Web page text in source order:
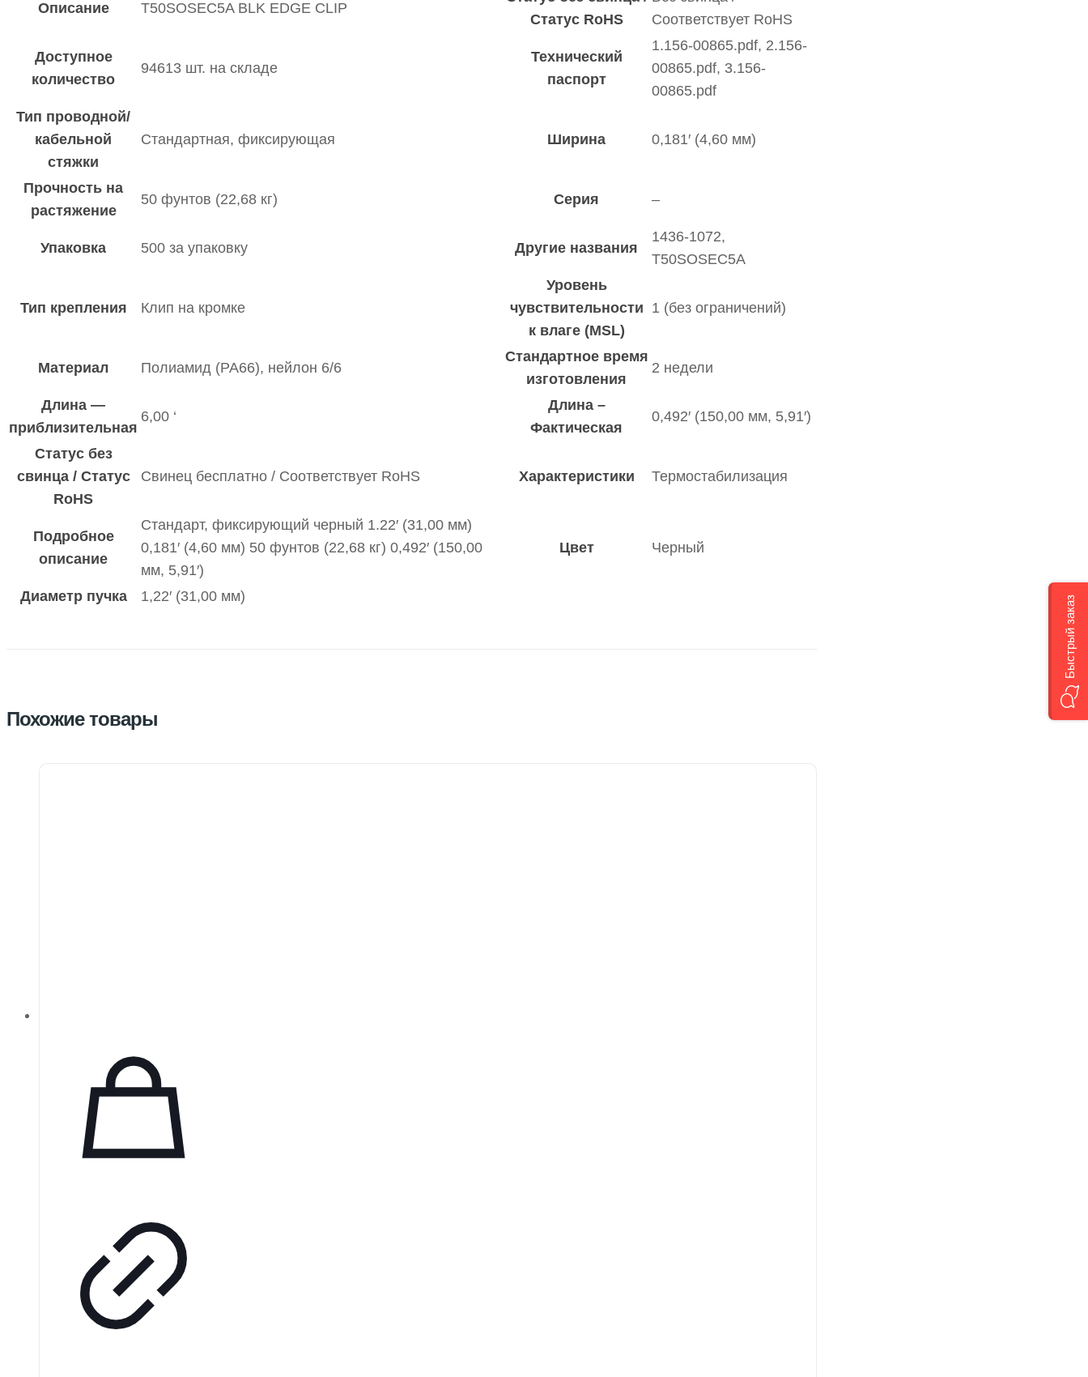
Описание T50SOSEC5A BLK EDGE CLIP
Статус RoHS
Соответствует RoHS
Доступное
количество
94613 шт. на складе
Технический
паспорт
1.156-00865.pdf, 2.156-
00865.pdf, 3.156-
00865.pdf
Тип проводной/
кабельной
стяжки
Стандартная, фиксирующая Ширина 0,181′ (4,60 мм)
Прочность на
растяжение
50 фунтов (22,68 кг) Серия –
Упаковка 500 за упаковку Другие названия
1436-1072,
T50SOSEC5A
Тип крепления Клип на кромке
Уровень
чувствительности
к влаге (MSL)
1 (без ограничений)
Материал Полиамид (PA66), нейлон 6/6
Стандартное время
изготовления
2 недели
Длина —
приблизительная
6,00 ‘
Длина –
Фактическая
0,492′ (150,00 мм, 5,91′)
Статус без
свинца / Статус
RoHS
Свинец бесплатно / Соответствует RoHS Характеристики Термостабилизация
Подробное
описание
Стандарт, фиксирующий черный 1.22′ (31,00 мм)
0,181′ (4,60 мм) 50 фунтов (22,68 кг) 0,492′ (150,00
мм, 5,91′)
Цвет Черный
Диаметр пучка 1,22′ (31,00 мм)
Похожие товары
Быстрый заказ